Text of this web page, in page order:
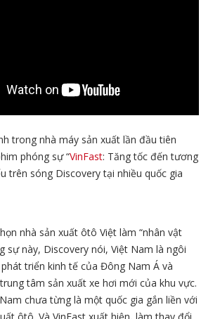
trong nhà máy sản xuất lần đầu tiên
phóng sự “VinFast: Tăng tốc đến tương
trên sóng Discovery tại nhiều quốc gia
nhà sản xuất ôtô Việt làm “nhân vật
sự này, Discovery nói, Việt Nam là ngôi
triển kinh tế của Đông Nam Á và
tâm sản xuất xe hơi mới của khu vực.
chưa từng là một quốc gia gắn liền với